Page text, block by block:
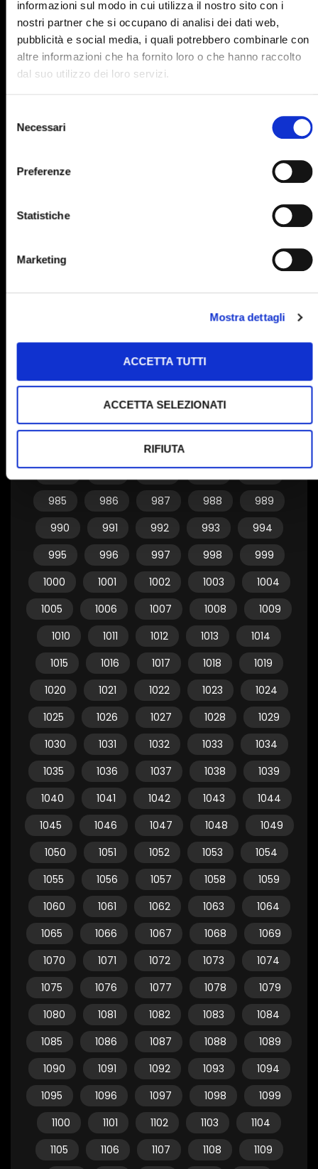
informazioni sul modo in cui utilizza il nostro sito con i
nostri partner che si occupano di analisi dei dati web,
pubblicità e social media, i quali potrebbero combinarle con
altre informazioni che ha fornito loro o che hanno raccolto
dal suo utilizzo dei loro servizi.
delNecessari
Preferenze
Statistiche
Marketing
Mostra dettagli
ACCETTA TUTTI
ACCETTA SELEZIONATI
RIFIUTA
900
901 902 903
904
905
906 907
915
925
929
940
944
953
954
955
956 957 958
959
962 963
970
971 972 973
974
977
985
986 987 988
989
990
991 992 993
994
995
996 997 998
999
1000
1001 1002 1003
1004
1005
1006 1007 1008
1009
1010
1011 1012 1013
1014
1015
1016 1017 1018
1019
1020
1021 1022 1023
1024
1025
1026 1027 1028
1029
1030
1031 1032 1033
1034
1035
1036 1037 1038
1039
1040
1041 1042 1043
1044
1045
1046 1047 1048
1049
1050
1051 1052 1053
1054
1055
1056 1057 1058
1059
1060
1061 1062 1063
1064
1065
1066 1067 1068
1069
1070
1071 1072 1073
1074
1075
1076 1077 1078
1079
1080
1081 1082 1083
1084
1085
1086 1087 1088
1089
1090
1091 1092 1093
1094
1095
1096 1097 1098
1099
1100
1101 1102 1103
1104
1105
1106 1107 1108
1109